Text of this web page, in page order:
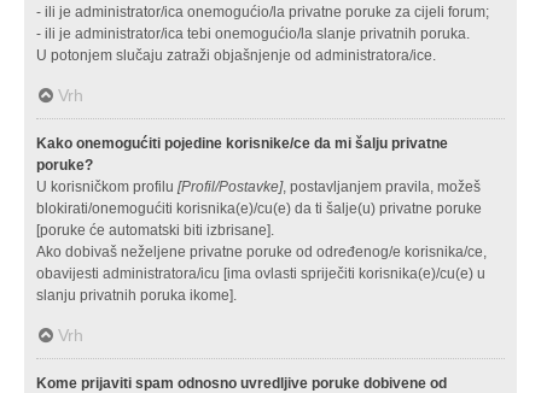
- ili je administrator/ica onemogućio/la privatne poruke za cijeli forum;
- ili je administrator/ica tebi onemogućio/la slanje privatnih poruka.
U potonjem slučaju zatraži objašnjenje od administratora/ice.
Vrh
Kako onemogućiti pojedine korisnike/ce da mi šalju privatne
poruke?
U korisničkom profilu [Profil/Postavke], postavljanjem pravila, možeš
blokirati/onemogućiti korisnika(e)/cu(e) da ti šalje(u) privatne poruke
[poruke će automatski biti izbrisane].
Ako dobivaš neželjene privatne poruke od određenog/e korisnika/ce,
obavijesti administratora/icu [ima ovlasti spriječiti korisnika(e)/cu(e) u
slanju privatnih poruka ikome].
Vrh
Kome prijaviti spam odnosno uvredljive poruke dobivene od